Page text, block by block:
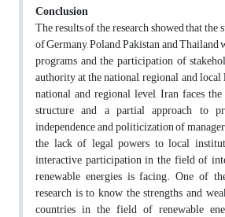
Conclusion
The results of the research showed that the
of Germany, Poland, Pakistan and
programs and the participation of
authority at the national, regional and
national and regional level, Iran faces
structure and a partial approach to
independence and politicization of
the lack of legal powers to local
interactive participation in the field of
renewable energies is facing. One of
research is to know the strengths and
countries in the field of renewable